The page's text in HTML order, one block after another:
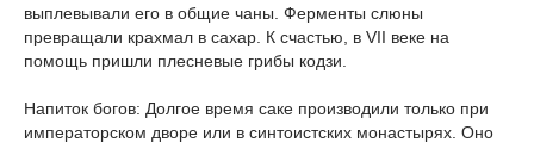
выплевывали его в общие чаны. Ферменты слюны
превращали крахмал в сахар. К счастью, в VII веке на
помощь пришли плесневые грибы кодзи.
Напиток богов: Долгое время саке производили только при
императорском дворе или в синтоистских монастырях. Оно